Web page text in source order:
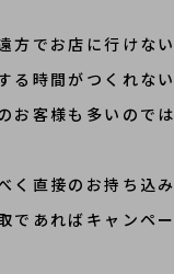
方でお店に行けない
る時間がつくれない
お客様も多いので
く直接のお持ち込
であればキャンペ